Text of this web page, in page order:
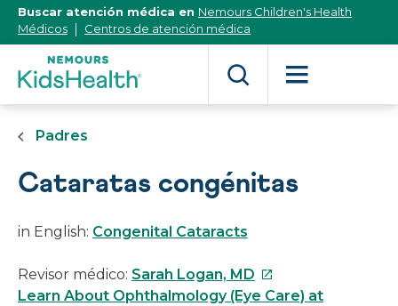
[Skip
Content]
Buscar atención médica en Nemours Children's Health
Médicos
Centros de atención médica
Padres
Cataratas congénitas
in English: Congenital Cataracts
Revisor médico: Sarah Logan, MD Este
enlace
Learn About Ophthalmology (Eye Care) at